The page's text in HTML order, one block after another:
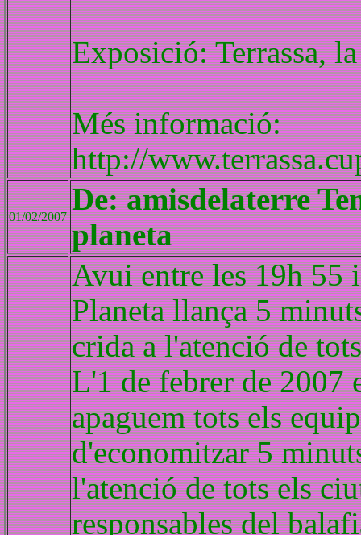
Exposició: Terrassa,
Més informació:
http://
01/02/2007
De: amisdelaterre
planeta
Avui entre les 19h 55
Planeta llança 5
crida a l'atenció de
L'1 de febrer de 2007
apaguem tots els
d'economitzar 5
l'atenció de tots els
responsables del